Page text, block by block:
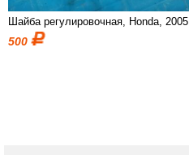
Шайба регулировочная, Honda, 2005
500